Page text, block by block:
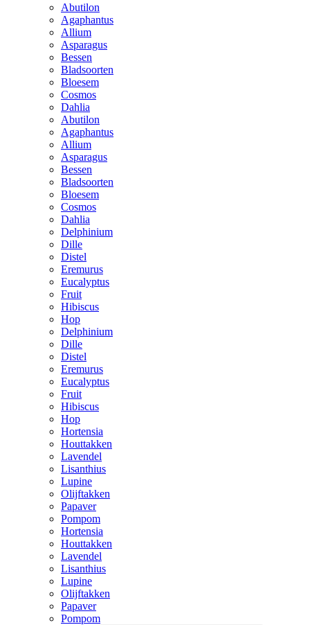
Abutilon
Agaphantus
Allium
Asparagus
Bessen
Bladsoorten
Bloesem
Cosmos
Dahlia
Abutilon
Agaphantus
Allium
Asparagus
Bessen
Bladsoorten
Bloesem
Cosmos
Dahlia
Delphinium
Dille
Distel
Eremurus
Eucalyptus
Fruit
Hibiscus
Hop
Delphinium
Dille
Distel
Eremurus
Eucalyptus
Fruit
Hibiscus
Hop
Hortensia
Houttakken
Lavendel
Lisanthius
Lupine
Olijftakken
Papaver
Pompom
Hortensia
Houttakken
Lavendel
Lisanthius
Lupine
Olijftakken
Papaver
Pompom